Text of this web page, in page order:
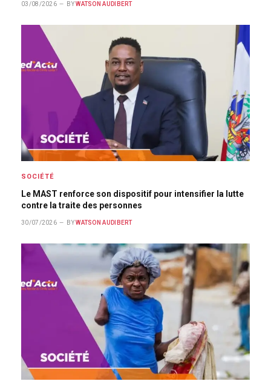
03/08/2026 BY WATSON AUDIBERT
SOCIÉTÉ
Le MAST renforce son dispositif pour intensifier la lutte
contre la traite des personnes
30/07/2026 BY WATSON AUDIBERT